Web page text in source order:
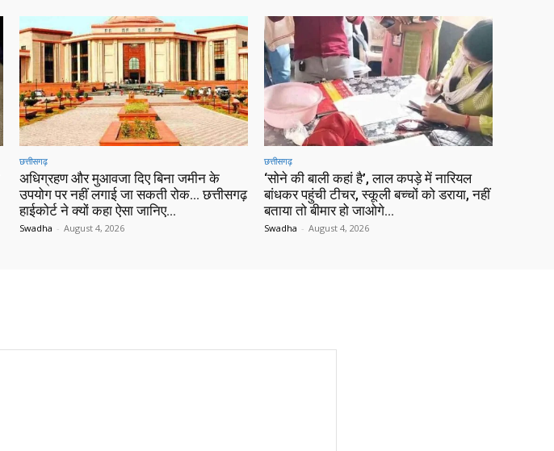
छत्तीसगढ़
अधिग्रहण और मुआवजा दिए बिना जमीन के
उपयोग पर नहीं लगाई जा सकती रोक… छत्तीसगढ़
हाईकोर्ट ने क्यों कहा ऐसा जानिए…
Swadha - August 4, 2026
छत्तीसगढ़
‘सोने की बाली कहां है’, लाल कपड़े में नारियल
बांधकर पहुंची टीचर, स्कूली बच्चों को डराया, नहीं
बताया तो बीमार हो जाओगे…
Swadha - August 4, 2026